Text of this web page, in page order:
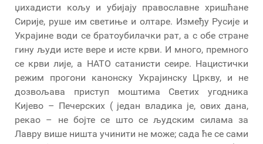
џихадисти кољу и убијају православне хришћане
Сирије, руше им светиње и олтаре. Између Русије и
Украјине води се братоубилачки рат, а с обе стране
гину људи исте вере и исте крви. И много, премного
се крви лије, а НАТО сатанисти сеире. Нацистички
режим прогони канонску Украјинску Цркву, и не
дозвољава приступ моштима Светих угодника
Кијево – Печерских ( један владика је, ових дана,
рекао – не бојте се што се људским силама за
Лавру више ништа учинити не може; сада ће се сами